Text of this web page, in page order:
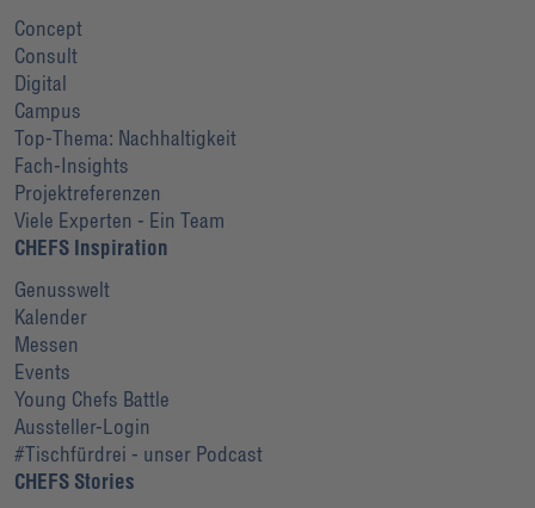
Concept
Consult
Digital
Campus
Top-Thema: Nachhaltigkeit
Fach-Insights
Projektreferenzen
Viele Experten - Ein Team
CHEFS Inspiration
Genusswelt
Kalender
Messen
Events
Young Chefs Battle
Aussteller-Login
#Tischfürdrei - unser Podcast
CHEFS Stories